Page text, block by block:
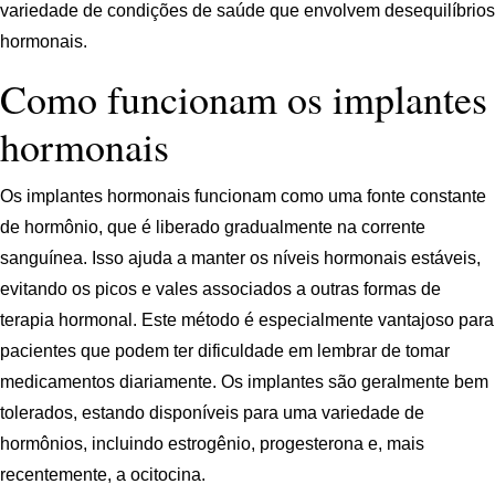
variedade de condições de saúde que envolvem desequilíbrios
hormonais.
Como funcionam os implantes
hormonais
Os implantes hormonais funcionam como uma fonte constante
de hormônio, que é liberado gradualmente na corrente
sanguínea. Isso ajuda a manter os níveis hormonais estáveis,
evitando os picos e vales associados a outras formas de
terapia hormonal. Este método é especialmente vantajoso para
pacientes que podem ter dificuldade em lembrar de tomar
medicamentos diariamente. Os implantes são geralmente bem
tolerados, estando disponíveis para uma variedade de
hormônios, incluindo estrogênio, progesterona e, mais
recentemente, a ocitocina.